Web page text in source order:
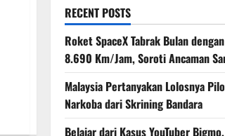
RECENT POSTS
Roket SpaceX Tabrak Bulan
8.690 Km/Jam, Soroti Ancaman
Malaysia Pertanyakan Lolosnya
Narkoba dari Skrining Bandara
Belajar dari Kasus YouTuber